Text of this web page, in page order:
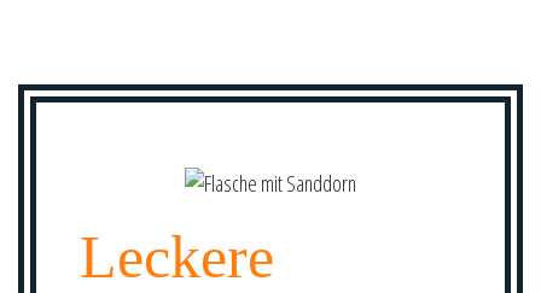
Leckere